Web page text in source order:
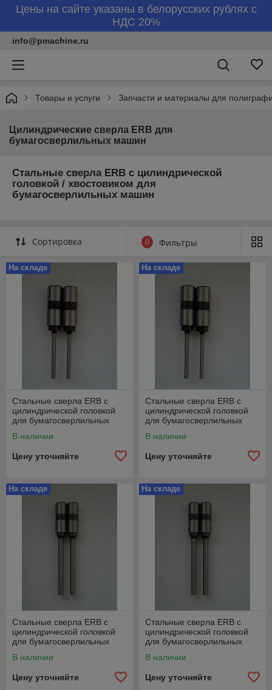
Цены на сайте указаны в белорусских рублях с
НДС 20%
info@pmachine.ru
Товары и услуги Запчасти и материалы для
Цилиндрические сверла ERB для
бумагосверлильных машин
Стальные сверла ERB с цилиндрической
головкой / хвостовиком для
бумагосверлильных машин
Сортировка 0 Фильтры
На складе
Стальные сверла ERB с
цилиндрической головкой
для бумагосверлильных
22mm/58mm
В наличии
Цену уточняйте
На складе
Стальные сверла ERB с
цилиндрической головкой
для бумагосверлильных
32mm/66mm
В наличии
Цену уточняйте
На складе
Стальные сверла ERB с
цилиндрической головкой
для бумагосверлильных
42mm/76mm
В наличии
Цену уточняйте
На складе
Стальные сверла ERB с
цилиндрической головкой
для бумагосверлильных
52mm/86mm
В наличии
Цену уточняйте